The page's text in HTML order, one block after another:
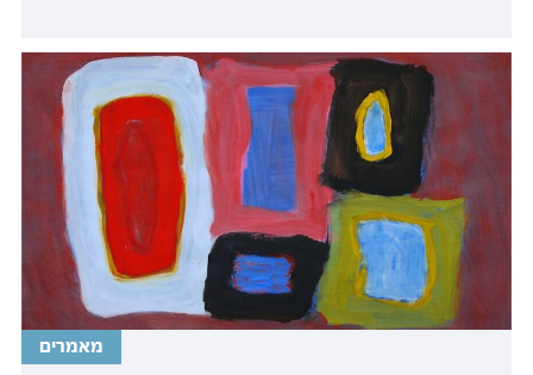
מאמרים